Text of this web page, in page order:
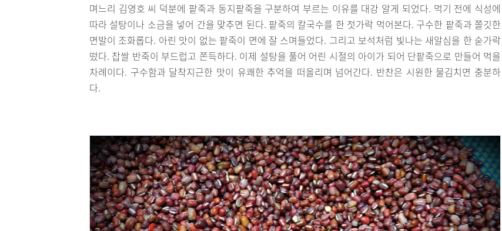
며느리 김영호 씨 덕분에 팥죽과 동지팥죽을 구분하여 부르는 이유를 대강 알게 되었다. 먹기 전에 식성에
따라 설탕이나 소금을 넣어 간을 맞추면 된다. 팥죽의 칼국수를 한 젓가락 먹어본다. 구수한 팥죽과 쫄깃한
면발이 조화롭다. 아린 맛이 없는 팥죽이 면에 잘 스며들었다. 그리고 보석처럼 빛나는 새알심을 한 숟가락
떴다. 찹쌀 반죽이 부드럽고 쫀득하다. 이제 설탕을 풀어 어린 시절의 아이가 되어 단팥죽으로 만들어 먹을
차례이다. 구수함과 달착지근한 맛이 유쾌한 추억을 떠올리며 넘어간다. 반찬은 시원한 물김치면 충분하
다.